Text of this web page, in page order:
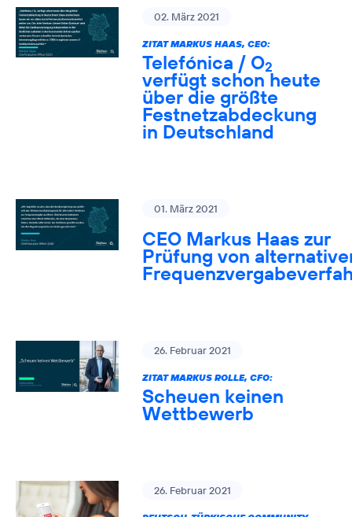
02. März 2021
ZITAT MARKUS HAAS, CEO:
Telefónica / O2
verfügt schon heute
über die größte
Festnetzabdeckung
in Deutschland
01. März 2021
CEO Markus Haas zur
Prüfung von
26. Februar 2021
ZITAT MARKUS ROLLE, CFO:
Scheuen keinen
Wettbewerb
26. Februar 2021